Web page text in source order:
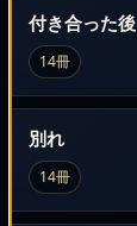
付き合った後
14冊
別れ
14冊